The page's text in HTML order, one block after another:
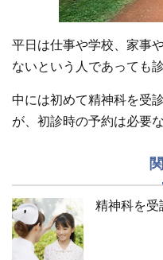
平日は仕事や学校、家事
ないという人であっても
中には初めて精神科を受
が、初診時の予約は必要
精神科を受